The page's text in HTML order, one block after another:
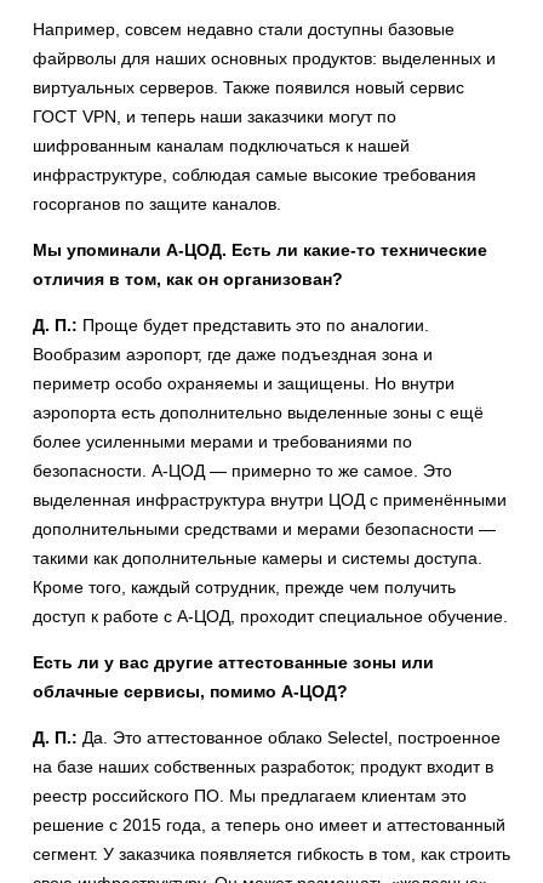
Например, совсем недавно стали доступны базовые
файрволы для наших основных продуктов: выделенных и
виртуальных серверов. Также появился новый сервис
ГОСТ VPN, и теперь наши заказчики могут по
шифрованным каналам подключаться к нашей
инфраструктуре, соблюдая самые высокие требования
госорганов по защите каналов.
Мы упоминали А-ЦОД. Есть ли какие-то технические
отличия в том, как он организован?
Д. П.: Проще будет представить это по аналогии.
Вообразим аэропорт, где даже подъездная зона и
периметр особо охраняемы и защищены. Но внутри
аэропорта есть дополнительно выделенные зоны с ещё
более усиленными мерами и требованиями по
безопасности. А-ЦОД — примерно то же самое. Это
выделенная инфраструктура внутри ЦОД с применёнными
дополнительными средствами и мерами безопасности —
такими как дополнительные камеры и системы доступа.
Кроме того, каждый сотрудник, прежде чем получить
доступ к работе с А-ЦОД, проходит специальное обучение.
Есть ли у вас другие аттестованные зоны или
облачные сервисы, помимо А-ЦОД?
Д. П.: Да. Это аттестованное облако Selectel, построенное
на базе наших собственных разработок; продукт входит в
реестр российского ПО. Мы предлагаем клиентам это
решение с 2015 года, а теперь оно имеет и аттестованный
сегмент. У заказчика появляется гибкость в том, как строить